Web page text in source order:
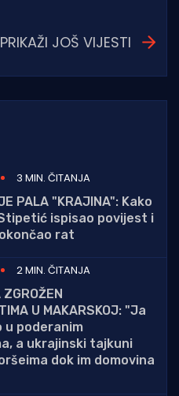
PRIKAŽI JOŠ VIJESTI
3 MIN. ČITANJA
PALA "KRAJINA": Kako
ispisao povijest i
rat
2 MIN. ČITANJA
U MAKARSKOJ: "Ja
u poderanim
a ukrajinski tajkuni
dok im domovina